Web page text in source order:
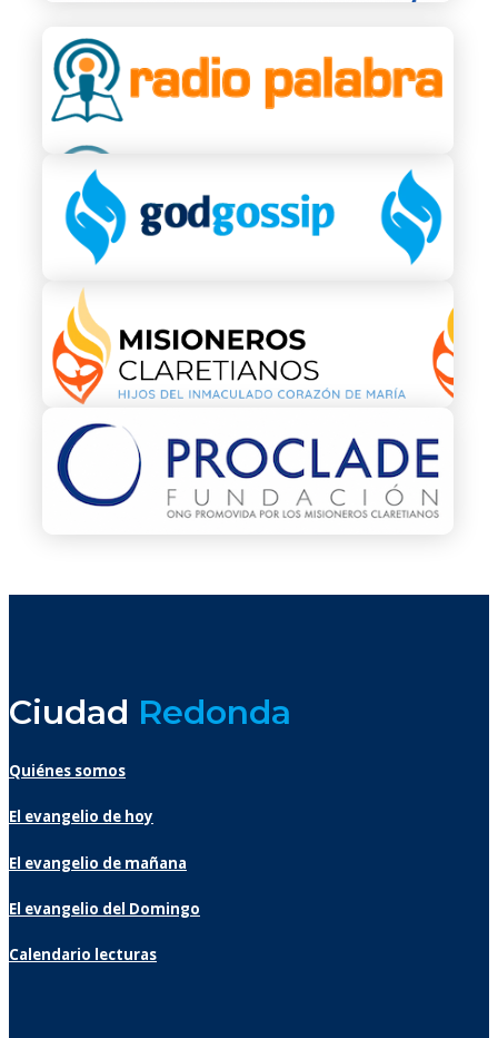
Ciudad Redonda
Quiénes somos
El evangelio de hoy
El evangelio de mañana
El evangelio del Domingo
Calendario lecturas